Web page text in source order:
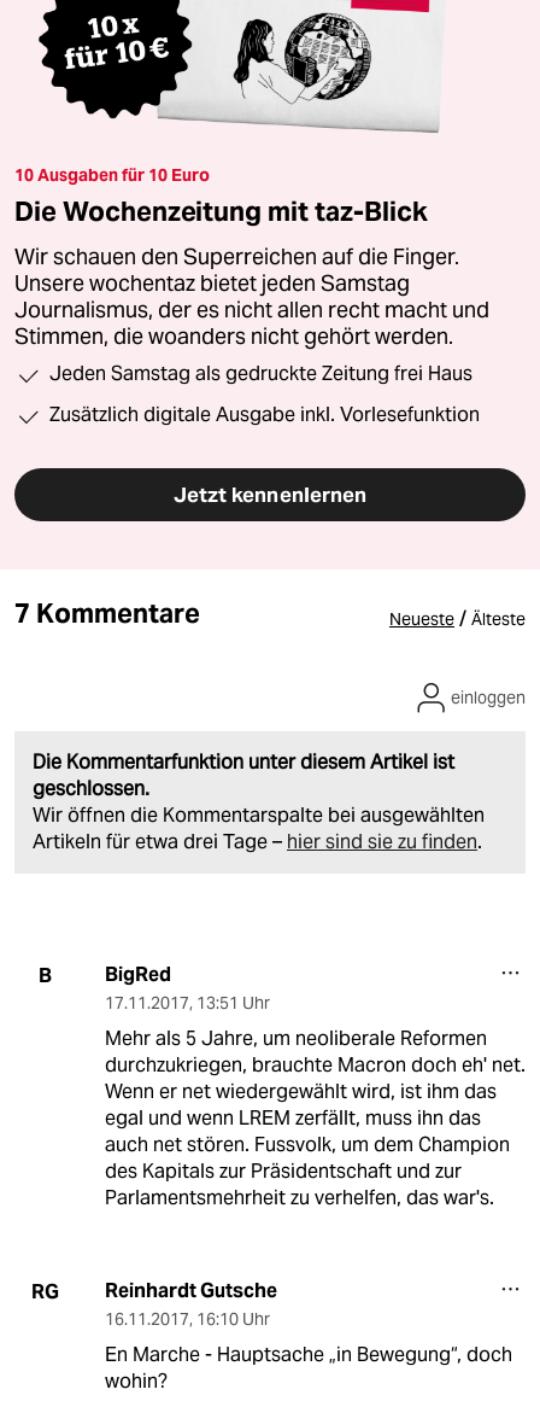
10 Ausgaben für 10 Euro
Die Wochenzeitung mit taz-Blick
Wir schauen den Superreichen auf die Finger.
Unsere wochentaz bietet jeden Samstag
Journalismus, der es nicht allen recht macht und
Stimmen, die woanders nicht gehört werden.
Jeden Samstag als gedruckte Zeitung frei Haus
Zusätzlich digitale Ausgabe inkl. Vorlesefunktion
Jetzt kennenlernen
7 Kommentare Neueste / Älteste
Die Kommentarfunktion unter diesem Artikel ist
geschlossen.
Wir öffnen die Kommentarspalte bei ausgewählten
Artikeln für etwa drei Tage – hier sind sie zu finden.
einloggen
B BigRed
17.11.2017, 13:51 Uhr
Mehr als 5 Jahre, um neoliberale Reformen
durchzukriegen, brauchte Macron doch eh' net.
Wenn er net wiedergewählt wird, ist ihm das
egal und wenn LREM zerfällt, muss ihn das
auch net stören. Fussvolk, um dem Champion
des Kapitals zur Präsidentschaft und zur
Parlamentsmehrheit zu verhelfen, das war's.
RG Reinhardt Gutsche
16.11.2017, 16:10 Uhr
En Marche - Hauptsache „in Bewegung“, doch
wohin?